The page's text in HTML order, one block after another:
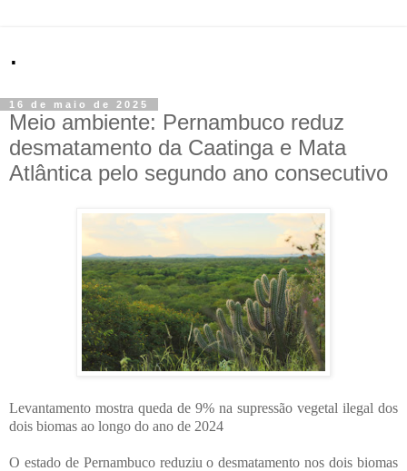
.
16 de maio de 2025
Meio ambiente: Pernambuco reduz
desmatamento da Caatinga e Mata
Atlântica pelo segundo ano consecutivo
Levantamento mostra queda de 9% na supressão vegetal ilegal dos
dois biomas ao longo do ano de 2024
O estado de Pernambuco reduziu o desmatamento nos dois biomas